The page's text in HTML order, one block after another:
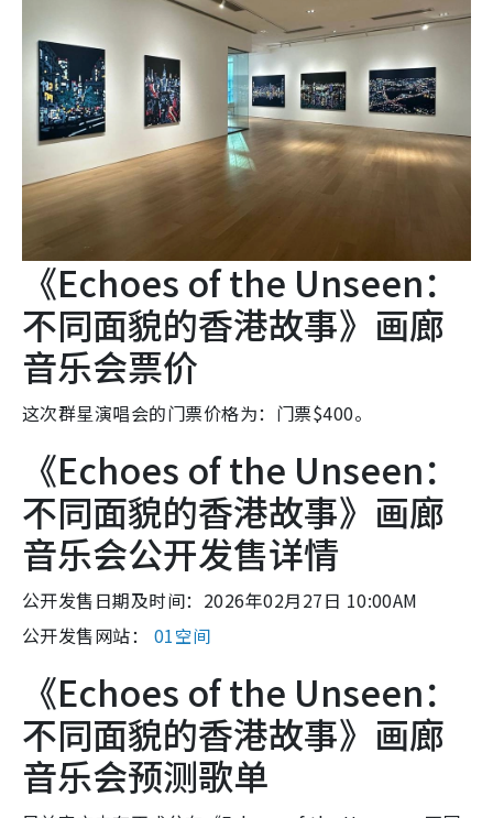
《Echoes of the Unseen：
不同面貌的香港故事》画廊
音乐会票价
这次群星演唱会的门票价格为：门票$400。
《Echoes of the Unseen：
不同面貌的香港故事》画廊
音乐会公开发售详情
公开发售日期及时间：2026年02月27日 10:00AM
公开发售网站： 01空间
《Echoes of the Unseen：
不同面貌的香港故事》画廊
音乐会预测歌单